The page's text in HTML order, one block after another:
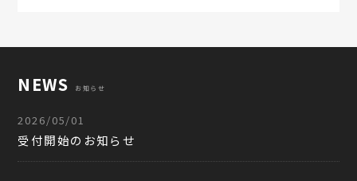
NEWS お知らせ
2026/05/01
受付開始のお知らせ